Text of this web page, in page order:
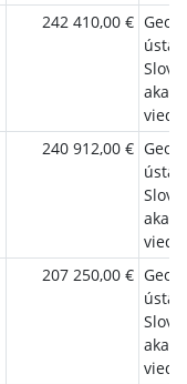
242 410,00 €
ústav
vied,
240 912,00 €
ústav
vied
207 250,00 €
ústav
vied